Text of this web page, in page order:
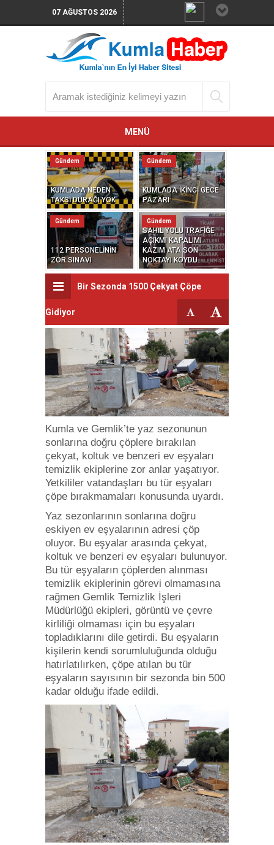
07 AĞUSTOS 2026
MENÜ
KUMLADA NEDEN
TAKSİ DURAĞI YOK
Gündem
KUMLADA İKİNCİ GECE
PAZARI
Gündem
112 PERSONELİNİN
ZOR SINAVI
Gündem
SAHİL YOLU TRAFİĞE
AÇIKMI KAPALIMI
KAZIM ATA SON
NOKTAYI KOYDU
Gündem
Bir Sezonda 1500 Çekyat Çöpe
Gidiyor
Kumla ve Gemlik’te yaz sezonunun
sonlarına doğru çöplere bırakılan
çekyat, koltuk ve benzeri ev eşyaları
temizlik ekiplerine zor anlar yaşatıyor.
Yetkililer vatandaşları bu tür eşyaları
çöpe bırakmamaları konusunda uyardı.
Yaz sezonlarının sonlarına doğru
eskiyen ev eşyalarının adresi çöp
oluyor. Bu eşyalar arasında çekyat,
koltuk ve benzeri ev eşyaları bulunuyor.
Bu tür eşyaların çöplerden alınması
temizlik ekiplerinin görevi olmamasına
rağmen Gemlik Temizlik İşleri
Müdürlüğü ekipleri, görüntü ve çevre
kirliliği olmaması için bu eşyaları
topladıklarını dile getirdi. Bu eşyaların
kişilerin kendi sorumluluğunda olduğu
hatırlatılırken, çöpe atılan bu tür
eşyaların sayısının bir sezonda bin 500
kadar olduğu ifade edildi.